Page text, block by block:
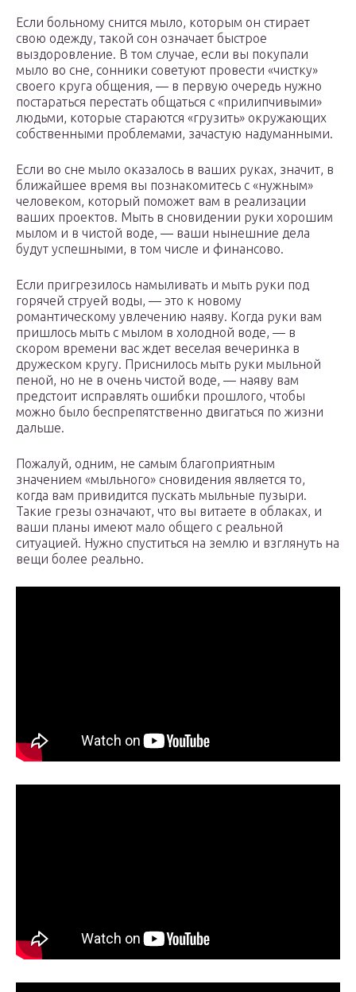
Если больному снится мыло, которым он стирает
свою одежду, такой сон означает быстрое
выздоровление. В том случае, если вы покупали
мыло во сне, сонники советуют провести «чистку»
своего круга общения, — в первую очередь нужно
постараться перестать общаться с «прилипчивыми»
людьми, которые стараются «грузить» окружающих
собственными проблемами, зачастую надуманными.
Если во сне мыло оказалось в ваших руках, значит, в
ближайшее время вы познакомитесь с «нужным»
человеком, который поможет вам в реализации
ваших проектов. Мыть в сновидении руки хорошим
мылом и в чистой воде, — ваши нынешние дела
будут успешными, в том числе и финансово.
Если пригрезилось намыливать и мыть руки под
горячей струей воды, — это к новому
романтическому увлечению наяву. Когда руки вам
пришлось мыть с мылом в холодной воде, — в
скором времени вас ждет веселая вечеринка в
дружеском кругу. Приснилось мыть руки мыльной
пеной, но не в очень чистой воде, — наяву вам
предстоит исправлять ошибки прошлого, чтобы
можно было беспрепятственно двигаться по жизни
дальше.
Пожалуй, одним, не самым благоприятным
значением «мыльного» сновидения является то,
когда вам привидится пускать мыльные пузыри.
Такие грезы означают, что вы витаете в облаках, и
ваши планы имеют мало общего с реальной
ситуацией. Нужно спуститься на землю и взглянуть на
вещи более реально.